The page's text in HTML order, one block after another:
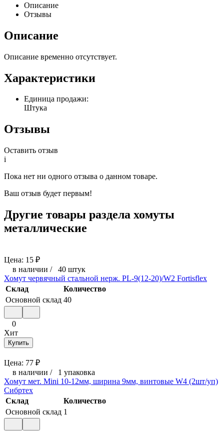
Описание
Отзывы
Описание
Описание временно отсутствует.
Характеристики
Единица продажи:
Штука
Отзывы
Оставить отзыв
i
Пока нет ни одного отзыва о данном товаре.
Ваш отзыв будет первым!
Другие товары раздела хомуты
металлические
Цена: 15 ₽
в наличии / 40 штук
Хомут червячный стальной нерж. PL-9(12-20)/W2 Fortisflex
Склад
Количество
Основной склад 40
0
Хит
Купить
Цена: 77 ₽
в наличии / 1 упаковка
Хомут мет. Mini 10-12мм, ширина 9мм, винтовые W4 (2шт/уп)
Сибртех
Склад
Количество
Основной склад 1